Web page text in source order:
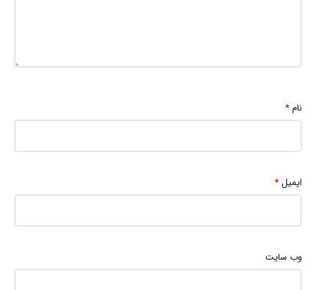
نام*
ایمیل*
وب‌ سایت